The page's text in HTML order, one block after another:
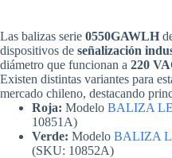
Las balizas serie 0550GAWLH
dispositivos de señalización
diámetro que funcionan a 220
Existen distintas variantes para
mercado chileno, destacando
Roja: Modelo BALIZA
10851A)
Verde: Modelo BALIZA
(SKU: 10852A)